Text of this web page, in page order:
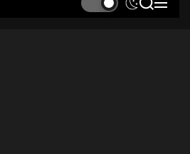
S
S M